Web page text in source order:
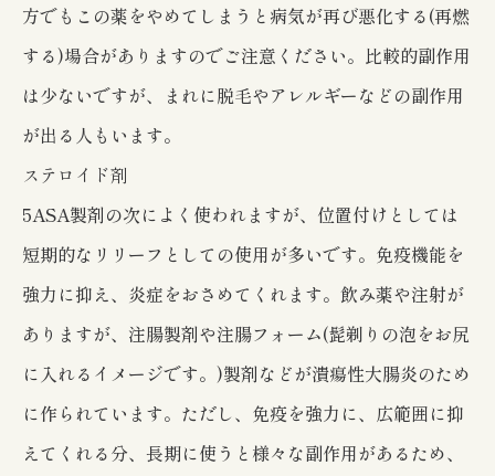
方でもこの薬をやめてしまうと病気が再び悪化する(再燃
する)場合がありますのでご注意ください。比較的副作用
は少ないですが、まれに脱毛やアレルギーなどの副作用
が出る人もいます。
ステロイド剤
5ASA製剤の次によく使われますが、位置付けとしては
短期的なリリーフとしての使用が多いです。免疫機能を
強力に抑え、炎症をおさめてくれます。飲み薬や注射が
ありますが、注腸製剤や注腸フォーム(髭剃りの泡をお尻
に入れるイメージです。)製剤などが潰瘍性大腸炎のため
に作られています。ただし、免疫を強力に、広範囲に抑
えてくれる分、長期に使うと様々な副作用があるため、